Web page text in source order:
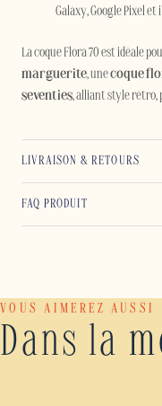
Galaxy, Google Pixel et
La coque Flora 70 est idéale
marguerite, unecoque
seventies, alliant style rétro,
LIVRAISON & RETOURS
FAQ PRODUIT
VOUS AIMEREZ AUSSI
Dans la